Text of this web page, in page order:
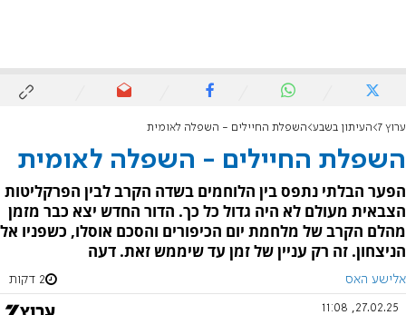
ערוץ 7 העיתון בשבע השפלת החיילים - השפלה לאומית
השפלת החיילים - השפלה לאומית
הפער הבלתי נתפס בין הלוחמים בשדה הקרב לבין הפרקליטות
הצבאית מעולם לא היה גדול כל כך. הדור החדש יצא כבר מזמן
מהלם הקרב של מלחמת יום הכיפורים והסכם אוסלו, כשפניו אל
הניצחון. זה רק עניין של זמן עד שיממש זאת. דעה
אלישע האס 2 דקות
27.02.25, 11:08